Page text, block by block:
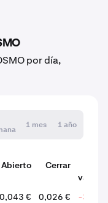
por día,
1 mes 1 año
Abierto Cerrar
0,043 € 0,026 € -39,19